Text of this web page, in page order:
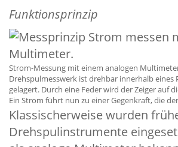
Funktionsprinzip
Strom-Messung mit einem analogen
Drehspulmesswerk ist drehbar innerhalb eines
gelagert. Durch eine Feder wird der Zeiger auf
Ein Strom führt nun zu einer Gegenkraft, die
Klassischerweise wurden
Drehspulinstrumente